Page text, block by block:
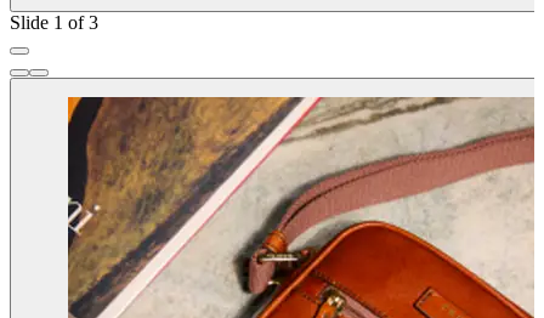
Slide 1 of 3